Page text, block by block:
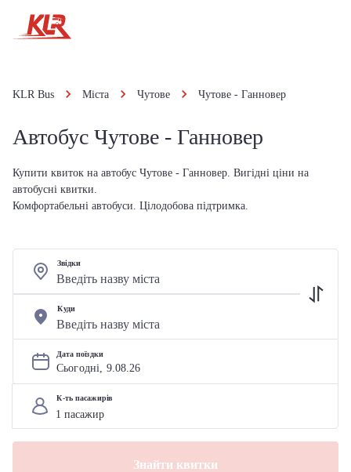
KLR Bus Міста Чутове Чутове - Ганновер
Автобус Чутове - Ганновер
Купити квиток на автобус Чутове - Ганновер. Вигідні ціни на
автобусні квитки.
Комфортабельні автобуси. Цілодобова підтримка.
Звідки
Куди
Дата поїздки
Сьогодні, 9.08.26
К-ть пасажирів
Знайти квитки